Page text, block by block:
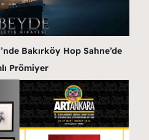
Bakırköy Hop Sahne’de
Prömiyer